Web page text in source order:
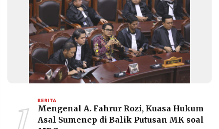
RESOLUSI
MEDIA
BERITA
Mengenal A. Fahrur Rozi, Kuasa Hukum
Asal Sumenep di Balik Putusan MK soal